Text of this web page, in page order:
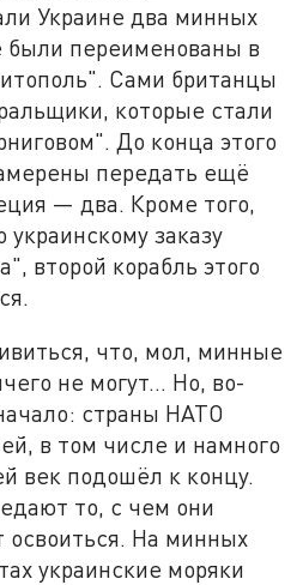
Украине два минных
были переименованы в
Сами британцы
которые стали
До конца этого
передать ещё
— два. Кроме того,
украинскому заказу
второй корабль этого
что, мол, минные
не могут... Но, во-
страны НАТО
в том числе и намного
век подошёл к концу.
то, с чем они
освоиться. На минных
украинские моряки